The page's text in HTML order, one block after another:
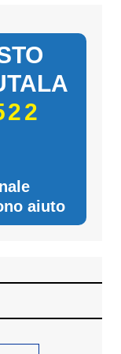
aiuto